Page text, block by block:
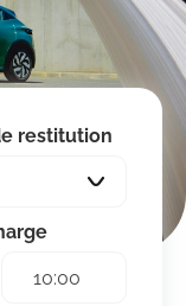
restitution
10:00